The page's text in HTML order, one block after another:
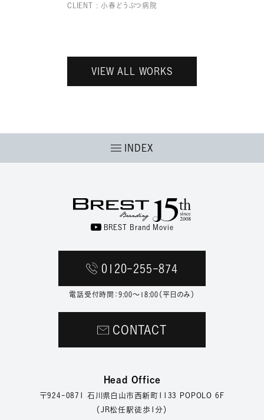
CLIENT : 小春どうぶつ病院
VIEW ALL WORKS
INDEX
BREST Brand Movie
Head Office
〒924-0871 石川県白山市西新町1133 POPOLO 6F
（JR松任駅徒歩1分）
0120-255-874
電話受付時間：9:00〜18:00（平日のみ）
CONTACT